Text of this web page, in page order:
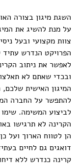
השגת מיגון בצורה
על מנת להשיג את
צוות מקצועי ובעל
הפרויקט הנדרש עתיד
לאפשר את ניתוב
ובכדי שאתם לא
המיגון האישית
להתפשר על החברה
לביצוע המשימה.
הקרינה לא תרגישו
הן לטווח הארוך ועל
דואגים גם לחיים
קרינה כנדרש ללא